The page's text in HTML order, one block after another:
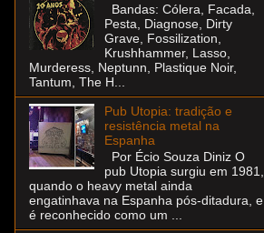
Bandas: Cólera, Facada,
Pesta, Diagnose, Dirty
Grave, Fossilization,
Krushhammer, Lasso,
Murderess, Neptunn, Plastique Noir,
Tantum, The H...
Pub Utopia: tradição e
resistência metal na
Espanha
Por Écio Souza Diniz O
pub Utopia surgiu em 1981,
quando o heavy metal ainda
engatinhava na Espanha pós-ditadura, e
é reconhecido como um ...